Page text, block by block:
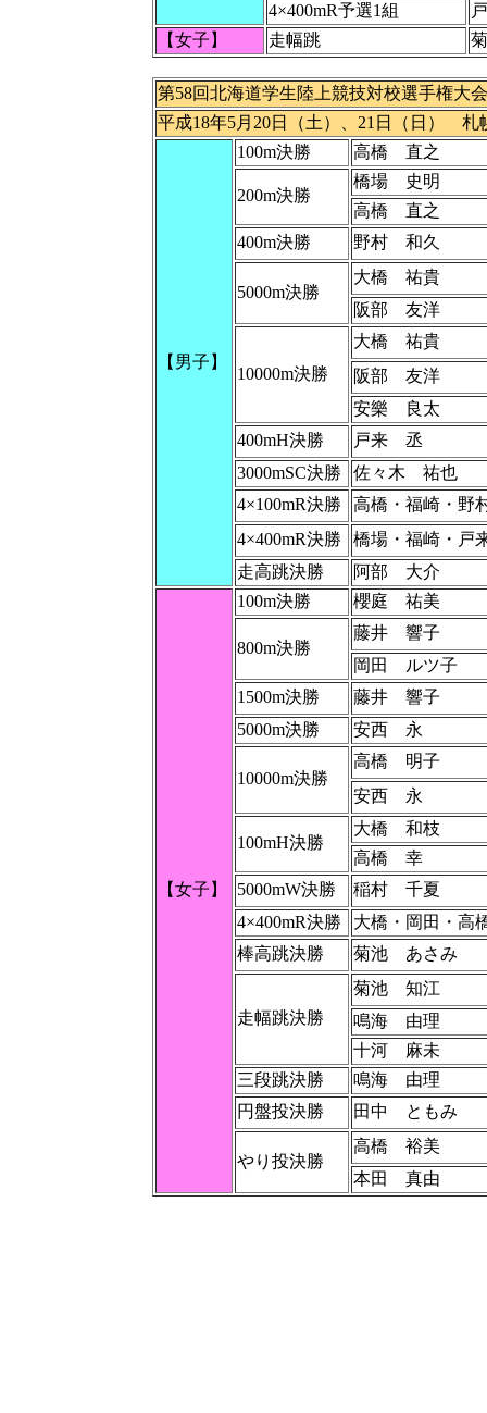
4×400mR予選1組
【女子】
走幅跳
第58回北海道学生陸上競技対校選手権大会
平成18年5月20日（土）、21日（日） 札
【男子】
100m決勝 高橋 直之
200m決勝
橋場 史明
高橋 直之
400m決勝
野村 和久
5000m決勝
大橋 祐貴
阪部 友洋
10000m決勝
大橋 祐貴
阪部 友洋
安樂 良太
400mH決勝
戸来 丞
3000mSC決勝
佐々木 祐也
4×100mR決勝
高橋・福崎・野
4×400mR決勝
橋場・福崎・戸
走高跳決勝
阿部 大介
【女子】
100m決勝 櫻庭 祐美
800m決勝
藤井 響子
岡田 ルツ子
1500m決勝
藤井 響子
5000m決勝
安西 永
10000m決勝
高橋 明子
安西 永
100mH決勝
大橋 和枝
高橋 幸
5000mW決勝
稲村 千夏
4×400mR決勝
大橋・岡田・高
棒高跳決勝
菊池 あさみ
走幅跳決勝
菊池 知江
鳴海 由理
十河 麻未
三段跳決勝
鳴海 由理
円盤投決勝
田中 ともみ
やり投決勝
高橋 裕美
本田 真由